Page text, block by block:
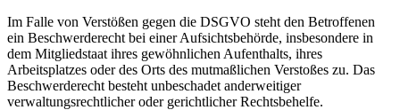
Im Falle von Verstößen gegen die DSGVO steht den Betroffenen
ein Beschwerderecht bei einer Aufsichtsbehörde, insbesondere in
dem Mitgliedstaat ihres gewöhnlichen Aufenthalts, ihres
Arbeitsplatzes oder des Orts des mutmaßlichen Verstoßes zu. Das
Beschwerderecht besteht unbeschadet anderweitiger
verwaltungsrechtlicher oder gerichtlicher Rechtsbehelfe.